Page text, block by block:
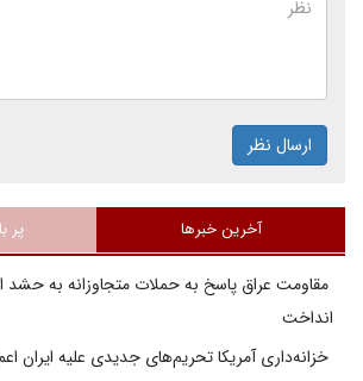
ارسال نظر
آخرین خبرها پر
مقاومت عراق پاسخ به حملات متجاوزانه به حشد
انداخت
خزانه‌داری آمریکا تحریم‌های جدیدی علیه ایران